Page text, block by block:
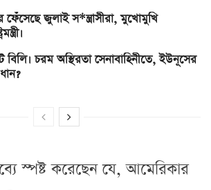
ফেঁসেছে জুলাই স*ন্ত্রাসীরা, মুখোমুখি
বিলি। চরম অস্থিরতা সেনাবাহিনীতে, ইউনূসের
স্পষ্ট করেছেন যে, আমেরিকার